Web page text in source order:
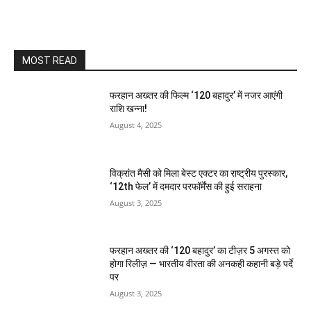
MOST READ
फरहान अख्तर की फिल्म ‘120 बहादुर’ में नजर आएंगी
राशि खन्ना!
August 4, 2025
विक्रांत मैसी को मिला बेस्ट एक्टर का राष्ट्रीय पुरस्कार,
‘12th फेल’ में दमदार परफॉर्मेंस की हुई सराहना
August 3, 2025
फरहान अख्तर की ‘120 बहादुर’ का टीज़र 5 अगस्त को
होगा रिलीज़ — भारतीय वीरता की अनकही कहानी बड़े पर्दे
पर
August 3, 2025